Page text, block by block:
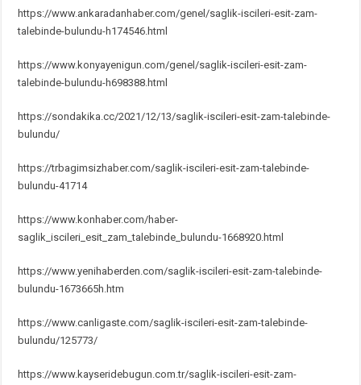
https://www.ankaradanhaber.com/genel/saglik-iscileri-esit-zam-
talebinde-bulundu-h174546.html
https://www.konyayenigun.com/genel/saglik-iscileri-esit-zam-
talebinde-bulundu-h698388.html
https://sondakika.cc/2021/12/13/saglik-iscileri-esit-zam-talebinde-
bulundu/
https://trbagimsizhaber.com/saglik-iscileri-esit-zam-talebinde-
bulundu-41714
https://www.konhaber.com/haber-
saglik_iscileri_esit_zam_talebinde_bulundu-1668920.html
https://www.yenihaberden.com/saglik-iscileri-esit-zam-talebinde-
bulundu-1673665h.htm
https://www.canligaste.com/saglik-iscileri-esit-zam-talebinde-
bulundu/125773/
https://www.kayseridebugun.com.tr/saglik-iscileri-esit-zam-